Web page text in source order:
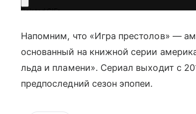
Напомним, что «Игра престолов» —
основанный на книжной серии
льда и пламени». Сериал выходит с
предпоследний сезон эпопеи.